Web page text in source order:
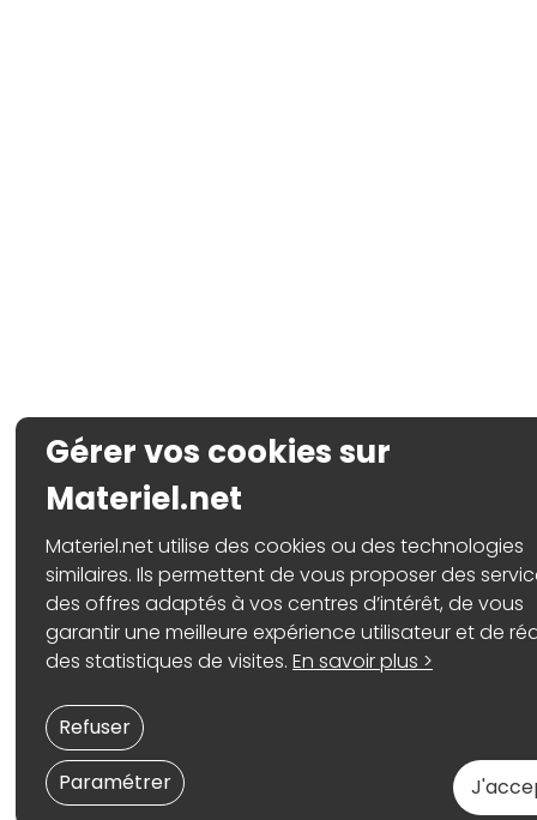
Gérer vos cookies sur
Materiel.net
Materiel.net utilise des cookies ou des technologies
similaires. Ils permettent de vous proposer des
des offres adaptés à vos centres d’intérêt, de vous
garantir une meilleure expérience utilisateur et de
des statistiques de visites.En savoir plus >
Paramétrer
Refuser